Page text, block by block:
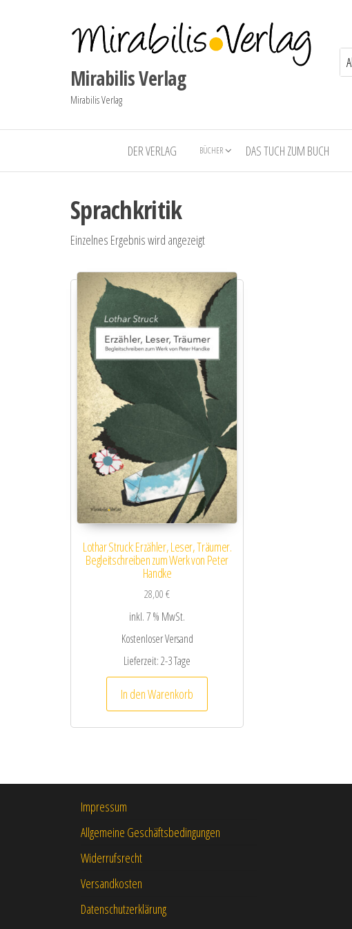
Mirabilis Verlag
Mirabilis Verlag
DER VERLAG BÜCHER DAS TUCH ZUM BUCH
Sprachkritik
Einzelnes Ergebnis wird angezeigt
Lothar Struck: Erzähler, Leser, Träumer.
Begleitschreiben zum Werk von Peter
Handke
28,00€
inkl. 7 % MwSt.
Kostenloser Versand
Lieferzeit:2-3 Tage
In den Warenkorb
Impressum
Allgemeine Geschäftsbedingungen
Widerrufsrecht
Versandkosten
Datenschutzerklärung